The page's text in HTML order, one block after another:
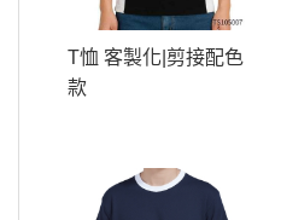
T恤 客製化|剪接配色
款